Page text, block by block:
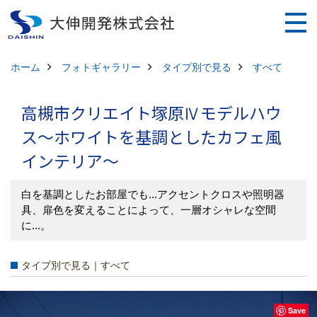
ホーム フォトギャラリー タイプ別で見る すべて
高槻市クリエイト塚原Ⅳモデルハウ
ス～ホワイトを基調としたカフェ風
インテリア～
白を基調としたお部屋でも...アクセントクロスや照明器
具、扉色を変えることによって、一層オシャレな空間
に...。
タイプ別で見る｜すべて
Save